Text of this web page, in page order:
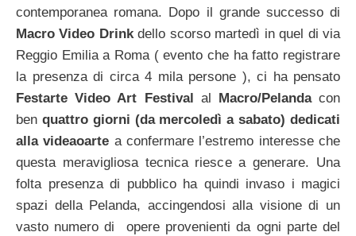
contemporanea romana. Dopo il grande successo di
Macro Video Drinkdello scorso martedì in quel di via
Reggio Emilia a Roma ( evento che ha fatto registrare
la presenza di circa 4 mila persone ), ci ha pensato
Festarte Video Art Festival al Macro/Pelandacon
ben quattro giorni (da mercoledì a sabato) dedicati
alla videaoarte a confermare l’estremo interesse che
questa meravigliosa tecnica riesce a generare. Una
folta presenza di pubblico ha quindi invaso i magici
spazi della Pelanda, accingendosi alla visione di un
vasto numero di opere provenienti da ogni parte del